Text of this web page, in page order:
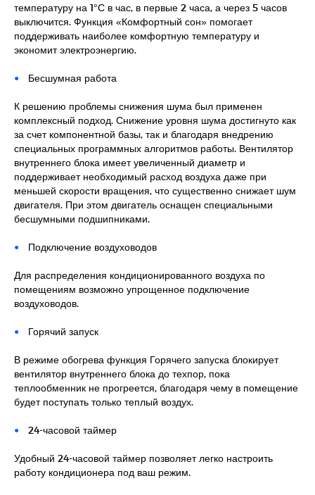
температуру на 1°С в час, в первые 2 часа, а через 5 часов
выключится. Функция «Комфортный сон» помогает
поддерживать наиболее комфортную температуру и
экономит электроэнергию.
Бесшумная работа
К решению проблемы снижения шума был применен
комплексный подход. Снижение уровня шума достигнуто как
за счет компонентной базы, так и благодаря внедрению
специальных программных алгоритмов работы. Вентилятор
внутреннего блока имеет увеличенный диаметр и
поддерживает необходимый расход воздуха даже при
меньшей скорости вращения, что существенно снижает шум
двигателя. При этом двигатель оснащен специальными
бесшумными подшипниками.
Подключение воздуховодов
Для распределения кондиционированного воздуха по
помещениям возможно упрощенное подключение
воздуховодов.
Горячий запуск
В режиме обогрева функция Горячего запуска блокирует
вентилятор внутреннего блока до техпор, пока
теплообменник не прогреется, благодаря чему в помещение
будет поступать только теплый воздух.
24-часовой таймер
Удобный 24-часовой таймер позволяет легко настроить
работу кондиционера под ваш режим.